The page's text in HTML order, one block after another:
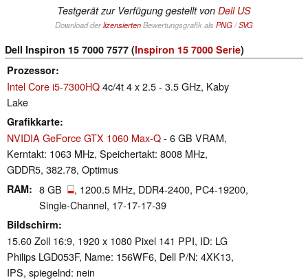
Testgerät zur Verfügung gestellt von Dell US
Download derlizensiertenBewertungsgrafik als PNG/SVG
Dell Inspiron 15 7000 7577 (Inspiron 15 7000 Serie)
Prozessor
Intel Core i5-7300HQ4c/4t 4 x 2.5 - 3.5 GHz, Kaby
Lake
Grafikkarte
NVIDIA GeForce GTX 1060 Max-Q- 6 GB VRAM,
Kerntakt: 1063 MHz, Speichertakt: 8008 MHz,
GDDR5, 382.78, Optimus
RAM 8 GB
, 1200.5 MHz, DDR4-2400, PC4-19200,
Single-Channel, 17-17-17-39
Bildschirm
15.60 Zoll 16:9, 1920 x 1080 Pixel 141 PPI, ID: LG
Philips LGD053F, Name: 156WF6, Dell P/N: 4XK13,
IPS, spiegelnd: nein